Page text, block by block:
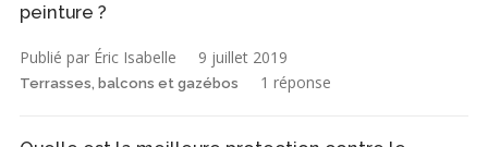
peinture ?
Publié par Éric Isabelle 9 juillet 2019
Terrasses, balcons et gazébos 1 réponse